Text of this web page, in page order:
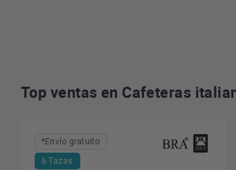
Top ventas en Cafeteras
*Envío gratuito
6 Tazas